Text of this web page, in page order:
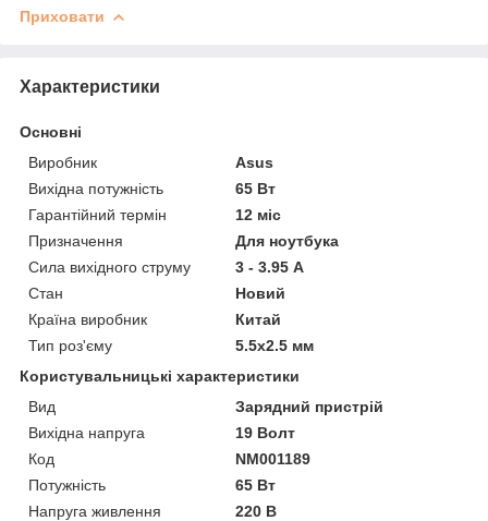
Приховати
Характеристики
Основні
Виробник
Asus
Вихідна потужність
65 Вт
Гарантійний термін
12 міс
Призначення
Для ноутбука
Сила вихідного струму
3 - 3.95 А
Стан
Новий
Країна виробник
Китай
Тип роз'єму
5.5x2.5 мм
Користувальницькі характеристики
Вид
Зарядний пристрій
Вихідна напруга
19 Волт
Код
NM001189
Потужність
65 Вт
Напруга живлення
220 В